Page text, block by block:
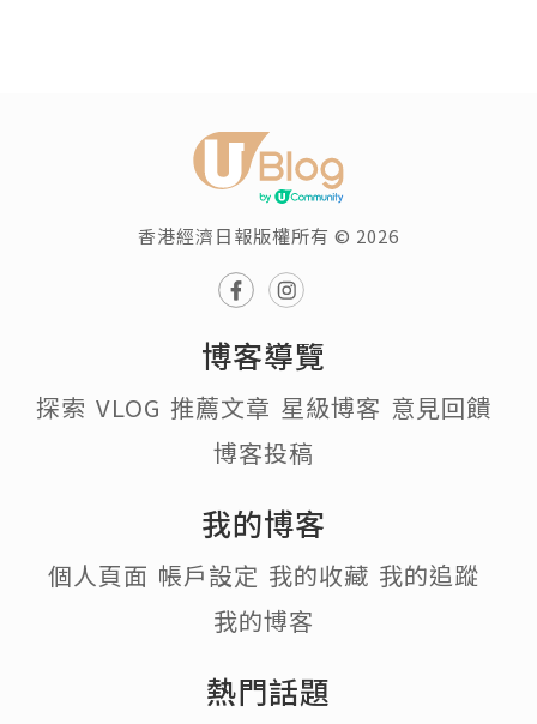
香港經濟日報版權所有 © 2026
博客導覽
探索 VLOG 推薦文章 星級博客 意見回饋
博客投稿
我的博客
個人頁面 帳戶設定 我的收藏 我的追蹤
我的博客
熱門話題